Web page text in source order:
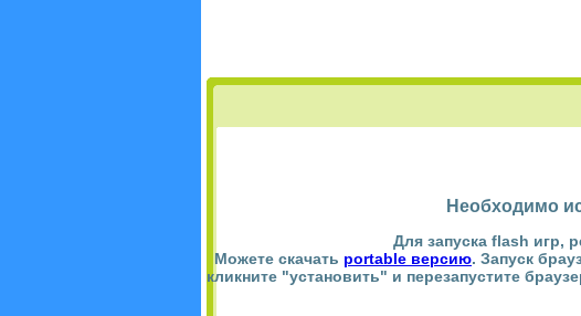
Необходимо
Для запуска flash игр,
Можете скачать portable версию. Запуск
кликните "установить" и перезапустите